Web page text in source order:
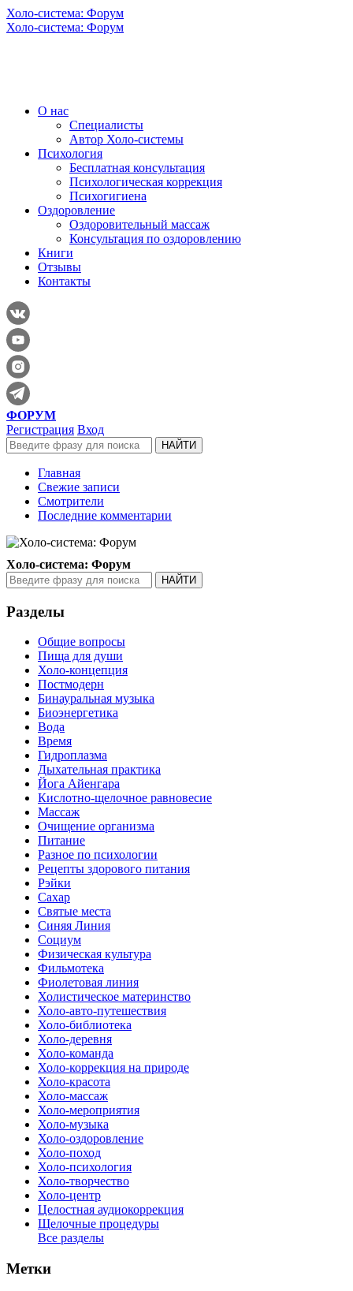
Холо-система: Форум
Холо-система: Форум
О нас
Специалисты
Автор Холо-системы
Психология
Бесплатная консультация
Психологическая коррекция
Психогигиена
Оздоровление
Оздоровительный массаж
Консультация по оздоровлению
Книги
Отзывы
Контакты
ФОРУМ
Регистрация Вход
Главная
Свежие записи
Смотрители
Последние комментарии
Холо-система: Форум
Разделы
Общие вопросы
Пища для души
Холо-концепция
Постмодерн
Бинауральная музыка
Биоэнергетика
Вода
Время
Гидроплазма
Дыхательная практика
Йога Айенгара
Кислотно-щелочное равновесие
Массаж
Очищение организма
Питание
Разное по психологии
Рецепты здорового питания
Рэйки
Сахар
Святые места
Синяя Линия
Социум
Физическая культура
Фильмотека
Фиолетовая линия
Холистическое материнство
Холо-авто-путешествия
Холо-библиотека
Холо-деревня
Холо-команда
Холо-коррекция на природе
Холо-красота
Холо-массаж
Холо-мероприятия
Холо-музыка
Холо-оздоровление
Холо-поход
Холо-психология
Холо-творчество
Холо-центр
Целостная аудиокоррекция
Щелочные процедуры
Все разделы
Метки